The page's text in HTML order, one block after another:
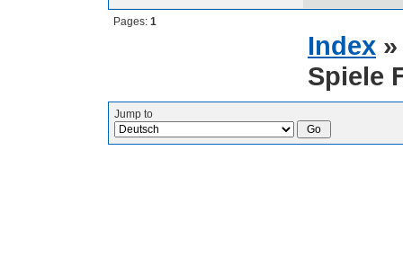
Pages: 1
Index
Spiele
Jump to